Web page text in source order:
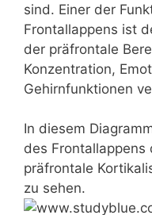
sind. Einer der
Frontallappens ist
der präfrontale
Konzentration,
Gehirnfunktionen
In diesem
des
präfrontale
zu sehen.